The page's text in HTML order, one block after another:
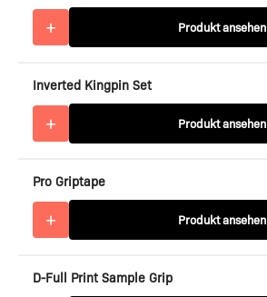
+ Produkt ansehen
Inverted Kingpin Set
+ Produkt ansehen
Pro Griptape
+ Produkt ansehen
D-Full Print Sample Grip